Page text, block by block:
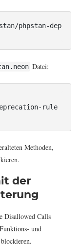
phpstan-dep
Datei:
Methoden,
der
Disallowed Calls
und